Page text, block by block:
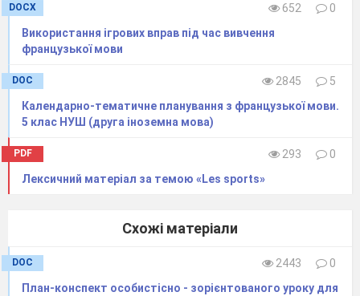
DOCX 652
0
Використання ігрових вправ під час вивчення
французької мови
DOC 2845
5
Календарно-тематичне планування з французької мови.
5 клас НУШ (друга іноземна мова)
PDF 293
0
Лексичний матеріал за темою «Les sports»
Схожі матеріали
DOC 2443
0
План-конспект особистісно - зорієнтованого уроку для